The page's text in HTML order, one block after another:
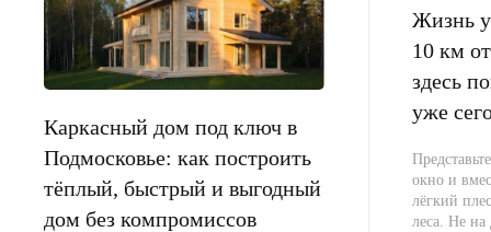
Каркасный дом под ключ в
Подмосковье: как построить
тёплый, быстрый и выгодный
дом без компромиссов
Жизнь у
10 км
здесь
уже
окно и
лёгкий
леса. Не на